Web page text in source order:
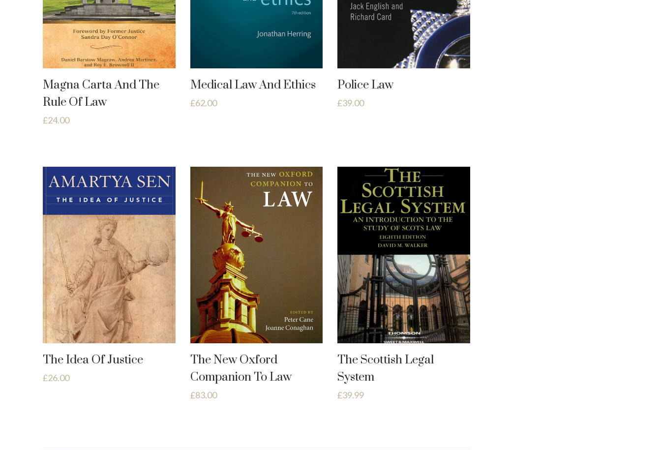
Magna Carta And The
Rule Of Law
£24.00
Medical Law And Ethics
£62.00
Police Law
£39.00
The Idea Of Justice
£26.00
The New Oxford
Companion To Law
£83.00
The Scottish Legal
System
£39.99